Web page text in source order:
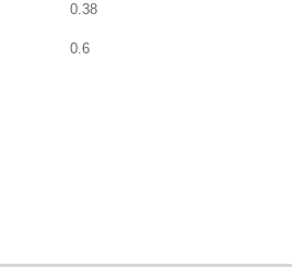
0.38
0.6